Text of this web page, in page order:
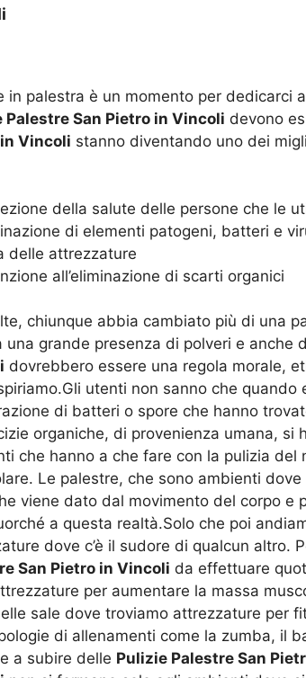
in palestra è un momento per dedicarci
Palestre San Pietro in Vincoli devono
Vincoli stanno diventando uno dei
della salute delle persone che le
di elementi patogeni, batteri e
delle attrezzature
all’eliminazione di scarti organici
chiunque abbia cambiato più di una
una grande presenza di polveri e anche
dovrebbero essere una regola morale,
utenti non sanno che
di batteri o spore che hanno
organiche, di provenienza umana,
che hanno a che fare con la pulizia del
Le palestre, che sono ambienti
viene dato dal movimento del corpo e
a questa realtà.Solo che poi
dove c’è il sudore di qualcun altro.
San Pietro in Vincoli da effettuare
per aumentare la massa
sale dove troviamo attrezzature per
di allenamenti come la zumba, il
a subire delle Pulizie Palestre San